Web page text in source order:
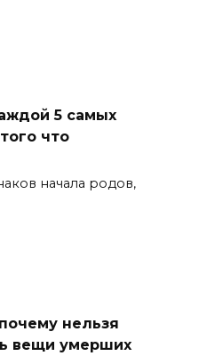
5 самых
что
начала родов,
нельзя
вещи умерших